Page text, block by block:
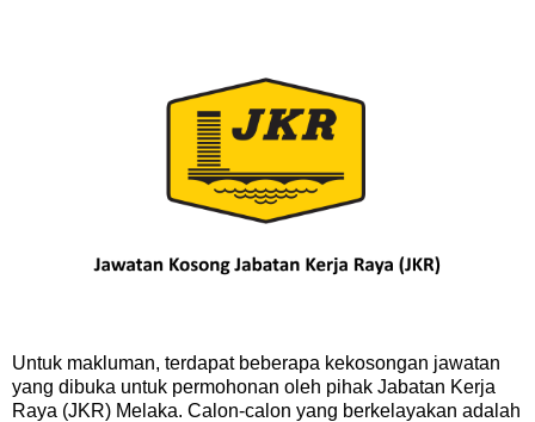
Untuk makluman, terdapat beberapa kekosongan jawatan
yang dibuka untuk permohonan oleh pihak Jabatan Kerja
Raya (JKR) Melaka. Calon-calon yang berkelayakan adalah